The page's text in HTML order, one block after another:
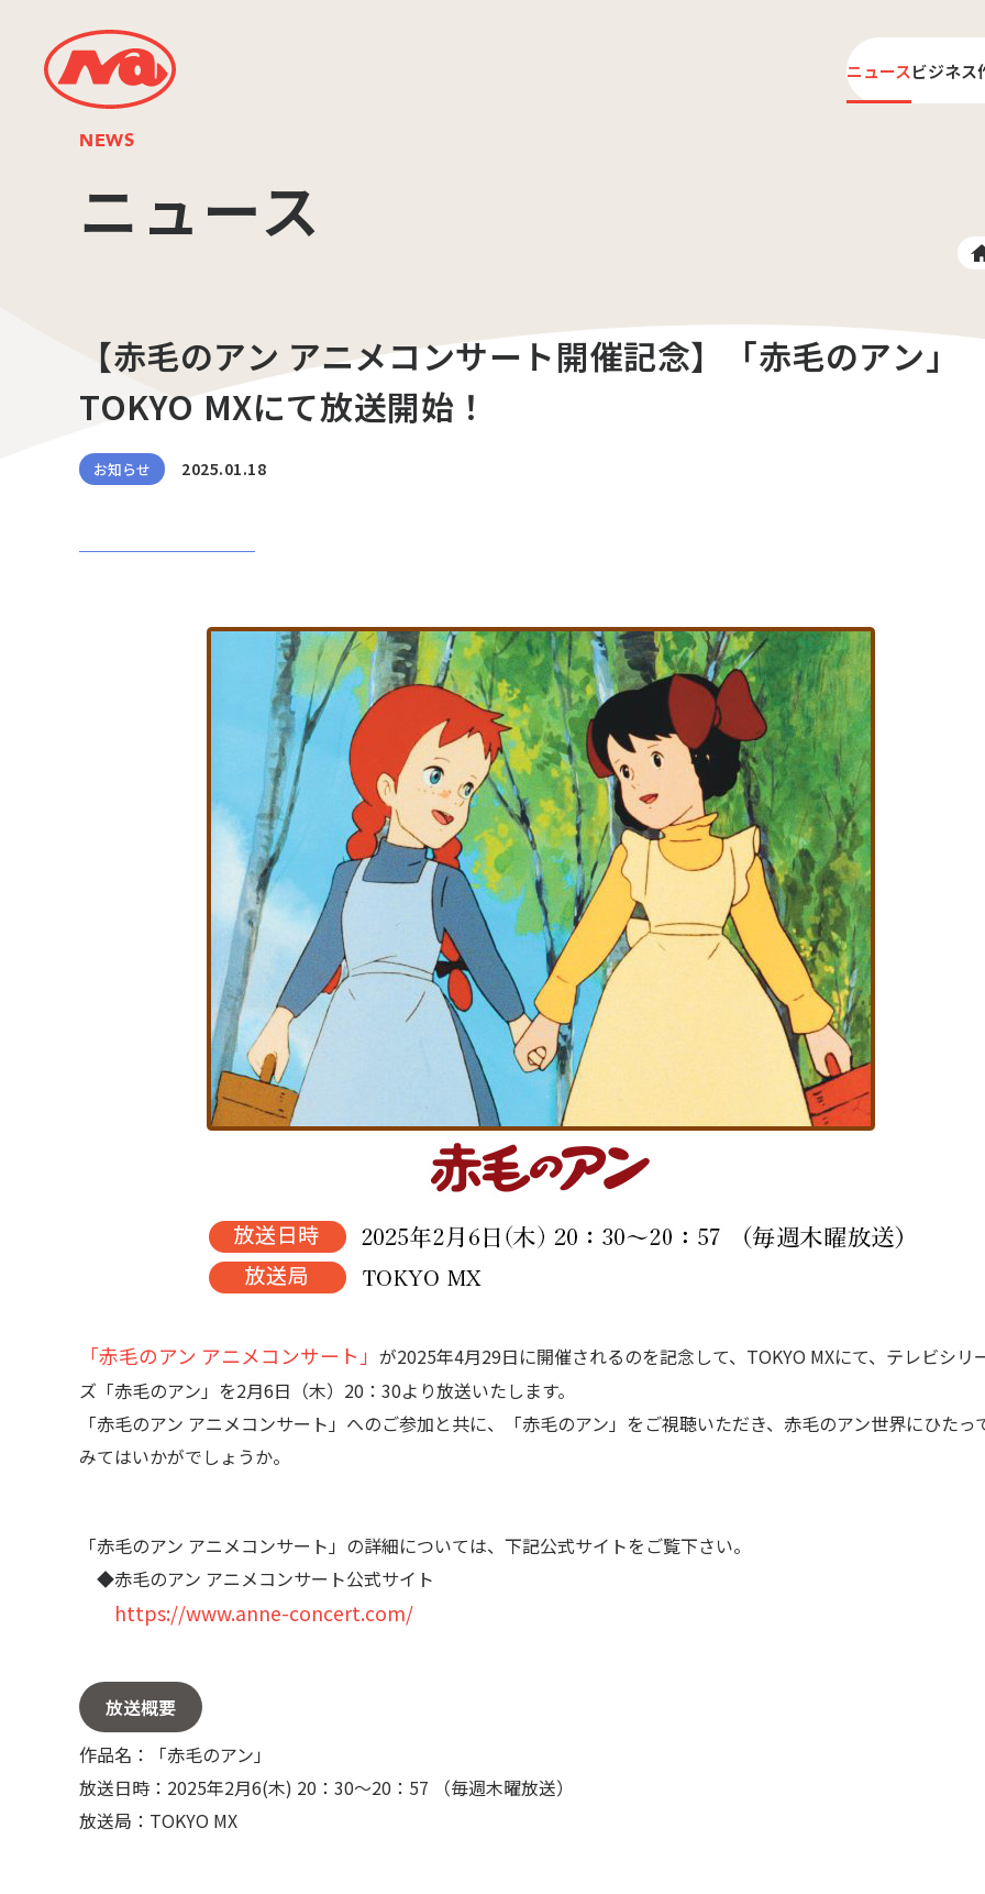
ニュースビジネス
NEWS
ニュース
【赤毛のアン アニメコンサート開催記念】「赤毛のアン」
TOKYO MXにて放送開始！
お知らせ 2025.01.18
「赤毛のアン アニメコンサート」 が2025年4月29日に開催されるのを記念して、TOKYO MXにて、テレビシリ
ズ「赤毛のアン」を2月6日（木）20：30より放送いたします。
「赤毛のアン アニメコンサート」へのご参加と共に、「赤毛のアン」をご視聴いただき、赤毛のアン世界にひたっ
みてはいかがでしょうか。
「赤毛のアン アニメコンサート」の詳細については、下記公式サイトをご覧下さい。
◆赤毛のアン アニメコンサート公式サイト
https://www.anne-concert.com/
放送概要
作品名：「赤毛のアン」
放送日時：2025年2月6(木) 20：30～20：57 （毎週木曜放送）
放送局：TOKYO MX